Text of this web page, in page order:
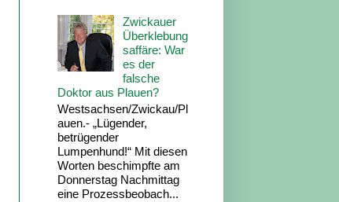
Zwickauer
Überklebung
saffäre: War
es der
falsche
Doktor aus Plauen?
Westsachsen/Zwickau/Pl
auen.- „Lügender,
betrügender
Lumpenhund!“ Mit diesen
Worten beschimpfte am
Donnerstag Nachmittag
eine Prozessbeobach...